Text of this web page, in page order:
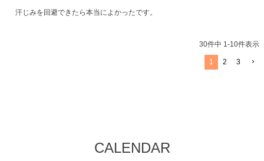
汗じみを回避できたら本当によかったです。
30件中 1-10件表示
1 2 3
CALENDAR